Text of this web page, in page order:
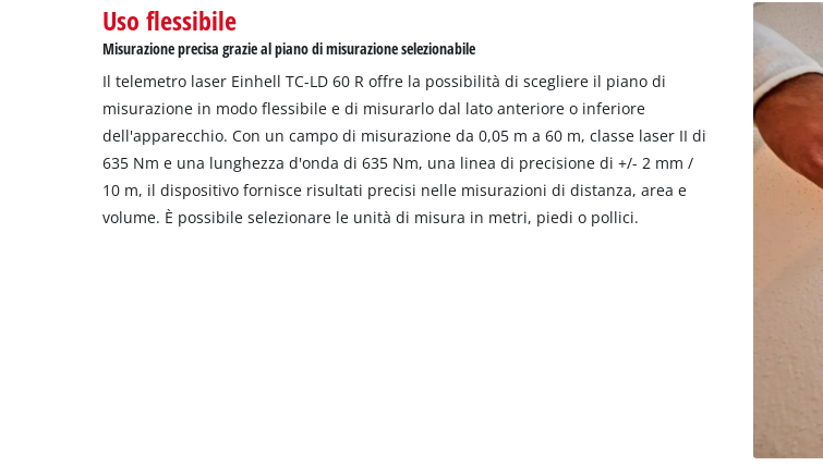
This content is not permitted to
to trackers that are not
visitor. The website owner needs
the site with their CMP to add this
to the list of technologies
Powered byUsercentrics
Management Platform
Uso flessibile
Misurazione precisa grazie al piano di misurazione selezionabile
Il telemetro laser Einhell TC-LD 60 R offre la possibilità di scegliere il piano di
misurazione in modo flessibile e di misurarlo dal lato anteriore o inferiore
dell'apparecchio. Con un campo di misurazione da 0,05 m a 60 m, classe laser II di
635 Nm e una lunghezza d'onda di 635 Nm, una linea di precisione di +/- 2 mm /
10 m, il dispositivo fornisce risultati precisi nelle misurazioni di distanza, area e
volume. È possibile selezionare le unità di misura in metri, piedi o pollici.